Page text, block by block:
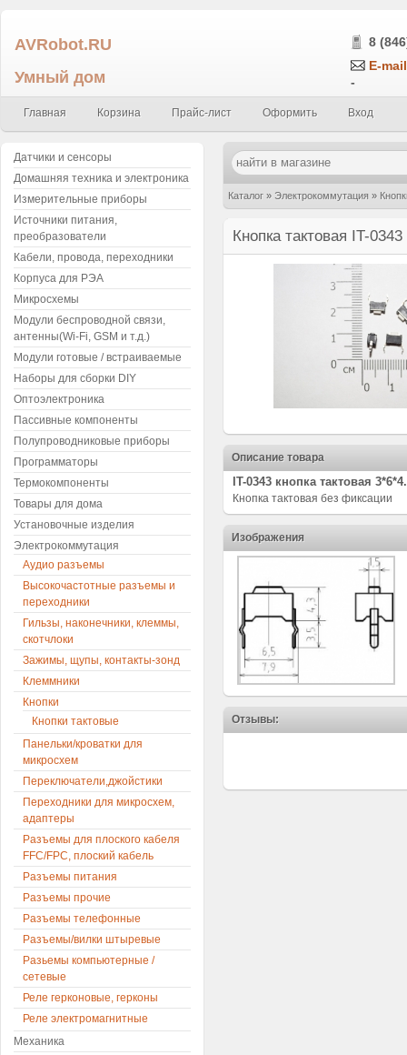
AVRobot.RU
Умный дом
8
E-
-
Главная Корзина Прайс-лист Оформить Вход
Каталог » Электрокоммутация »
Кнопка тактовая IT-
Описание товара
IT-0343 кнопка тактовая
Кнопка тактовая без фиксации
Изображения
Отзывы:
Датчики и сенсоры
Домашняя техника и электроника
Измерительные приборы
Источники питания,
преобразователи
Кабели, провода, переходники
Корпуса для РЭА
Микросхемы
Модули беспроводной связи,
антенны(Wi-Fi, GSM и т.д.)
Модули готовые / встраиваемые
Наборы для сборки DIY
Оптоэлектроника
Пассивные компоненты
Полупроводниковые приборы
Программаторы
Термокомпоненты
Товары для дома
Установочные изделия
Электрокоммутация
Аудио разъемы
Высокочастотные разъемы и
переходники
Гильзы, наконечники, клеммы,
скотчлоки
Зажимы, щупы, контакты-зонд
Клеммники
Кнопки
Кнопки тактовые
Панельки/кроватки для
микросхем
Переключатели,джойстики
Переходники для микросхем,
адаптеры
Разъемы для плоского кабеля
FFC/FPC, плоский кабель
Разъемы питания
Разъемы прочие
Разъемы телефонные
Разъемы/вилки штыревые
Разьемы компьютерные /
сетевые
Реле герконовые, герконы
Реле электромагнитные
Механика